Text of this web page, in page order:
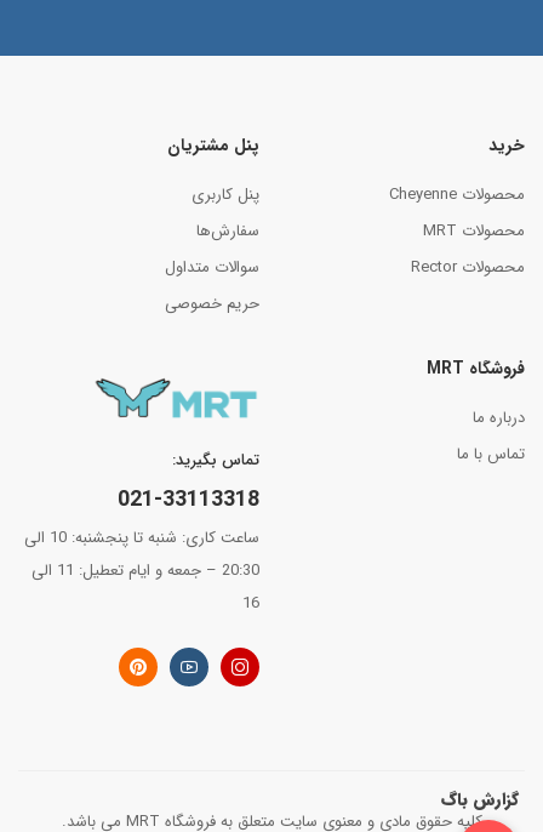
خرید
محصولات Cheyenne
محصولات MRT
محصولات Rector
پنل مشتریان
پنل کاربری
سفارش‌ها
سوالات متداول
حریم خصوصی
فروشگاه MRT
درباره ما
تماس با ما
تماس بگیرید:
021-33113318
ساعت کاری: شنبه تا پنجشنبه: 10 الی
20:30 – جمعه و ایام تعطیل: 11 الی
16
کلیه حقوق مادی و معنوی سایت متعلق به فروشگاه MRT می باشد.
گزارش باگ